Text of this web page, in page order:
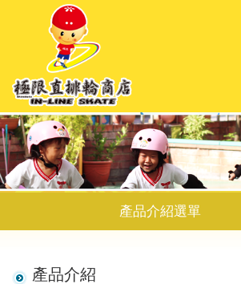
產品介紹選單
產品介紹